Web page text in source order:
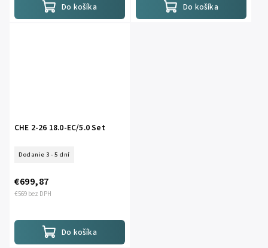
Do košíka Do košíka
CHE 2-26 18.0-EC/5.0 Set
Dodanie 3 - 5 dní
€569 bez DPH
€699,87
Do košíka